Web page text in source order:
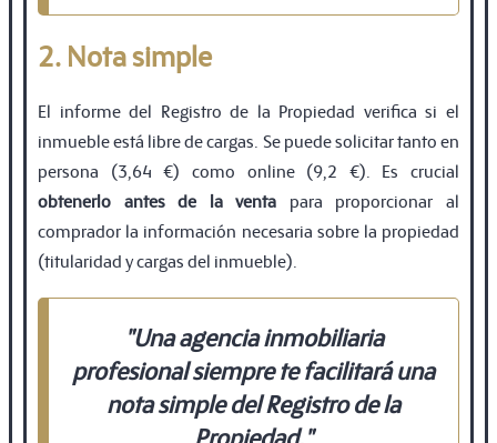
2. Nota simple
El informe del Registro de la Propiedad verifica si el
inmueble está libre de cargas. Se puede solicitar tanto en
persona (3,64 €) como online (9,2 €). Es crucial
obtenerlo antes de la venta para proporcionar al
comprador la información necesaria sobre la propiedad
(titularidad y cargas del inmueble).
"Una agencia inmobiliaria
profesional siempre te facilitará una
nota simple del Registro de la